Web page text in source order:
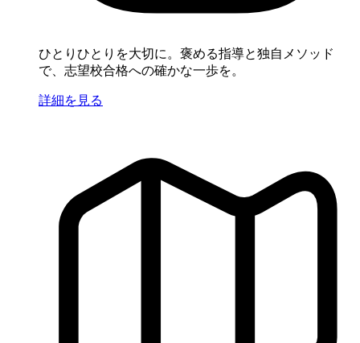
ひとりひとりを大切に。褒める指導と独自メソッド
で、志望校合格への確かな一歩を。
詳細を見る